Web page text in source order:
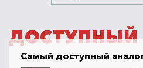
ДОСТУПНЫЙ
Самый доступный